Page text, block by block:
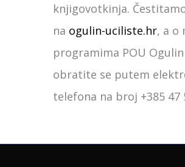
knjigovotkinja.
na ogulin-uciliste.hr, a o
programima POU
obratite se putem
telefona na broj +385 47